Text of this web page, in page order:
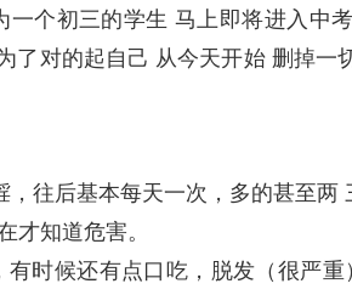
一个初三的学生 马上即将进入中
了对的起自己 从今天开始 删掉一
往后基本每天一次，多的甚至两
才知道危害。
时候还有点口吃，脱发（很严